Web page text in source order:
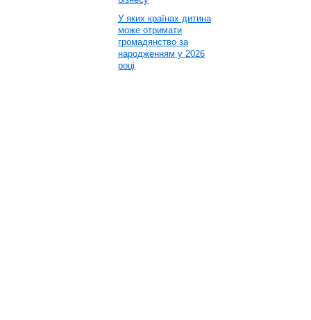
У яких країнах дитина
може отримати
громадянство за
народженням у 2026
році